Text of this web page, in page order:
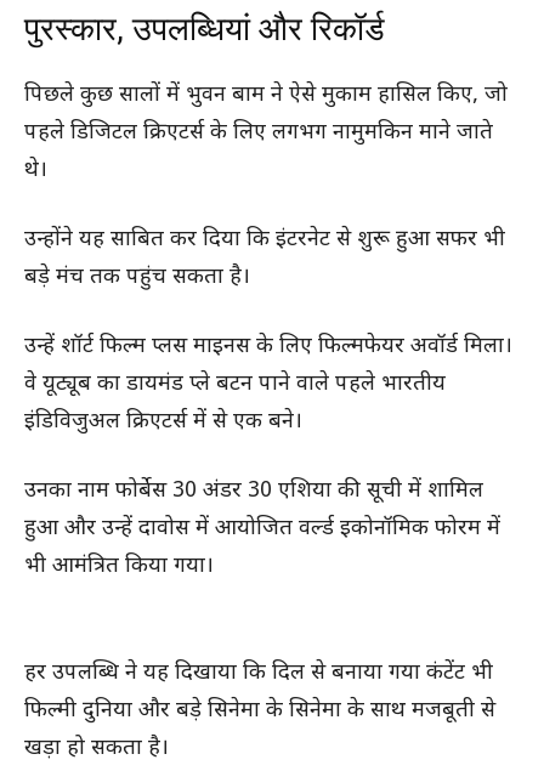
पुरस्कार, उपलब्धियां और रिकॉर्ड
पिछले कुछ सालों में भुवन बाम ने ऐसे मुकाम हासिल किए, जो
पहले डिजिटल क्रिएटर्स के लिए लगभग नामुमकिन माने जाते
थे।
उन्होंने यह साबित कर दिया कि इंटरनेट से शुरू हुआ सफर भी
बड़े मंच तक पहुंच सकता है।
उन्हें शॉर्ट फिल्म प्लस माइनस के लिए फिल्मफेयर अवॉर्ड मिला।
वे यूट्यूब का डायमंड प्ले बटन पाने वाले पहले भारतीय
इंडिविजुअल क्रिएटर्स में से एक बने।
उनका नाम फोर्बेस 30 अंडर 30 एशिया की सूची में शामिल
हुआ और उन्हें दावोस में आयोजित वर्ल्ड इकोनॉमिक फोरम में
भी आमंत्रित किया गया।
हर उपलब्धि ने यह दिखाया कि दिल से बनाया गया कंटेंट भी
फिल्मी दुनिया और बड़े सिनेमा के सिनेमा के साथ मजबूती से
खड़ा हो सकता है।